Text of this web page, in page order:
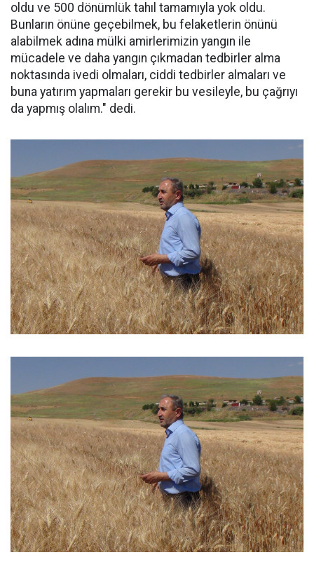
oldu ve 500 dönümlük tahıl tamamıyla yok oldu.
Bunların önüne geçebilmek, bu felaketlerin önünü
alabilmek adına mülki amirlerimizin yangın ile
mücadele ve daha yangın çıkmadan tedbirler alma
noktasında ivedi olmaları, ciddi tedbirler almaları ve
buna yatırım yapmaları gerekir bu vesileyle, bu çağrıyı
da yapmış olalım." dedi.